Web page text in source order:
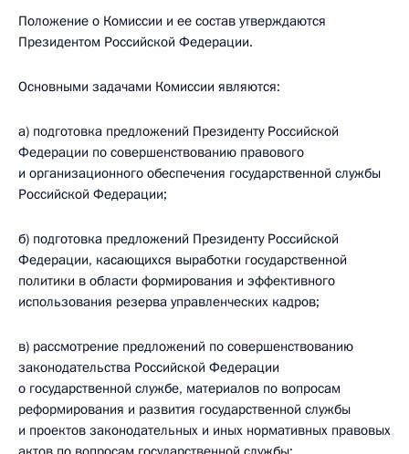
Положение о Комиссии и ее состав утверждаются
Президентом Российской Федерации.
Основными задачами Комиссии являются:
а) подготовка предложений Президенту Российской
Федерации по совершенствованию правового
и организационного обеспечения государственной службы
Российской Федерации;
б) подготовка предложений Президенту Российской
Федерации, касающихся выработки государственной
политики в области формирования и эффективного
использования резерва управленческих кадров;
в) рассмотрение предложений по совершенствованию
законодательства Российской Федерации
о государственной службе, материалов по вопросам
реформирования и развития государственной службы
и проектов законодательных и иных нормативных правовых